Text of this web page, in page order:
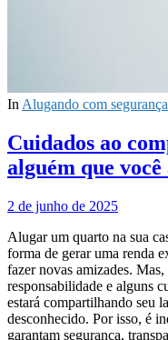
In Alugando com segurança
Cuidados ao
alguém que
2 de junho de 2025
Alugar um quarto na sua
forma de gerar uma renda
fazer novas amizades.
responsabilidade e alguns
estará compartilhando seu
desconhecido. Por isso, é
garantam segurança,